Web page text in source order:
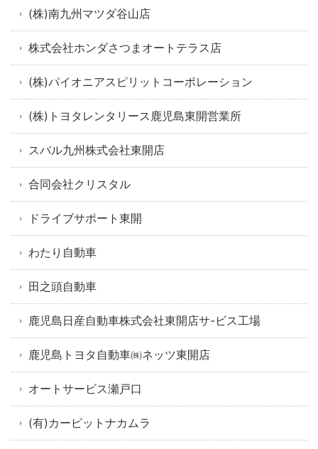
(株)南九州マツダ谷山店
株式会社ホンダさつまオートテラス店
(株)パイオニアスピリットコーポレーション
(株)トヨタレンタリース鹿児島東開営業所
スバル九州株式会社東開店
合同会社クリスタル
ドライブサポート東開
わたり自動車
田之頭自動車
鹿児島日産自動車株式会社東開店サ-ビス工場
鹿児島トヨタ自動車㈱ネッツ東開店
オートサービス瀬戸口
(有)カーピットナカムラ